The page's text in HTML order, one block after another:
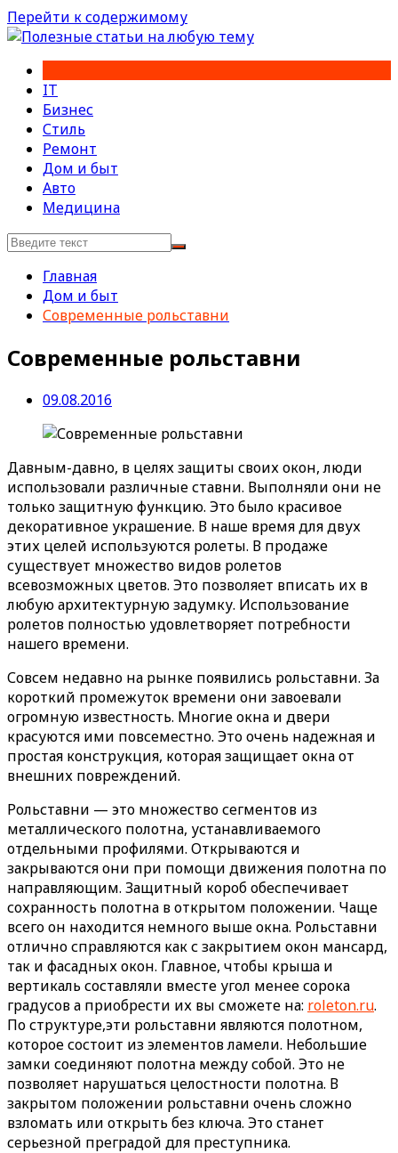
Перейти к содержимому
IT
Бизнес
Стиль
Ремонт
Дом и быт
Авто
Медицина
Главная
Дом и быт
Современные рольставни
Современные рольставни
09.08.2016
Давным-давно, в целях защиты своих окон, люди
использовали различные ставни. Выполняли они не
только защитную функцию. Это было красивое
декоративное украшение. В наше время для двух
этих целей используются ролеты. В продаже
существует множество видов ролетов
всевозможных цветов. Это позволяет вписать их в
любую архитектурную задумку. Использование
ролетов полностью удовлетворяет потребности
нашего времени.
Совсем недавно на рынке появились рольставни. За
короткий промежуток времени они завоевали
огромную известность. Многие окна и двери
красуются ими повсеместно. Это очень надежная и
простая конструкция, которая защищает окна от
внешних повреждений.
Рольставни — это множество сегментов из
металлического полотна, устанавливаемого
отдельными профилями. Открываются и
закрываются они при помощи движения полотна по
направляющим. Защитный короб обеспечивает
сохранность полотна в открытом положении. Чаще
всего он находится немного выше окна. Рольставни
отлично справляются как с закрытием окон мансард,
так и фасадных окон. Главное, чтобы крыша и
вертикаль составляли вместе угол менее сорока
градусов а приобрести их вы сможете на: roleton.ru.
По структуре,эти рольставни являются полотном,
которое состоит из элементов ламели. Небольшие
замки соединяют полотна между собой. Это не
позволяет нарушаться целостности полотна. В
закрытом положении рольставни очень сложно
взломать или открыть без ключа. Это станет
серьезной преградой для преступника.